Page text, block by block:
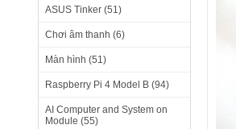
ASUS Tinker (51)
Chơi âm thanh (6)
Màn hình (51)
Raspberry Pi 4 Model B (94)
AI Computer and System on
Module (55)